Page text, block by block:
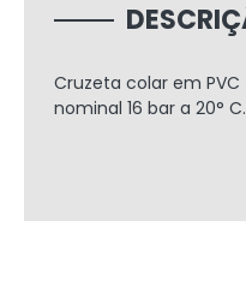
Cruzeta colar em
nominal 16 bar a 20° C.